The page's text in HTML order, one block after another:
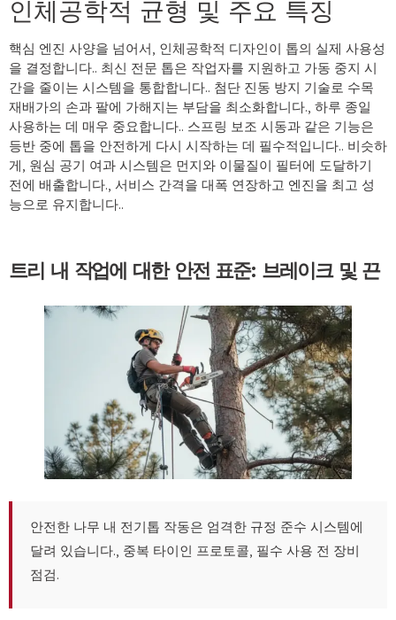
인체공학적 균형 및 주요 특징
핵심 엔진 사양을 넘어서, 인체공학적 디자인이 톱의 실제 사용성
을 결정합니다.. 최신 전문 톱은 작업자를 지원하고 가동 중지 시
간을 줄이는 시스템을 통합합니다.. 첨단 진동 방지 기술로 수목
재배가의 손과 팔에 가해지는 부담을 최소화합니다., 하루 종일
사용하는 데 매우 중요합니다.. 스프링 보조 시동과 같은 기능은
등반 중에 톱을 안전하게 다시 시작하는 데 필수적입니다.. 비슷하
게, 원심 공기 여과 시스템은 먼지와 이물질이 필터에 도달하기
전에 배출합니다., 서비스 간격을 대폭 연장하고 엔진을 최고 성
능으로 유지합니다..
트리 내 작업에 대한 안전 표준: 브레이크 및 끈
안전한 나무 내 전기톱 작동은 엄격한 규정 준수 시스템에
달려 있습니다., 중복 타이인 프로토콜, 필수 사용 전 장비
점검.